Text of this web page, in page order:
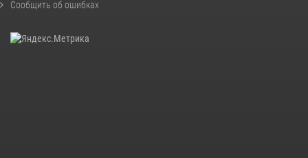
Сообщить об ошибках